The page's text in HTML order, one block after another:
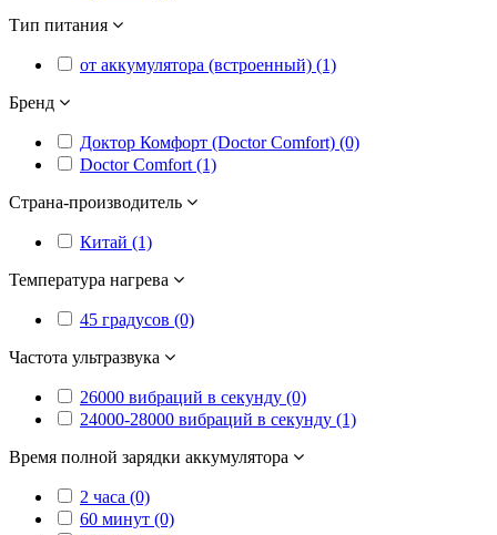
Тип питания
от аккумулятора (встроенный) (1)
Бренд
Доктор Комфорт (Doctor Comfort) (0)
Doctor Comfort (1)
Страна-производитель
Китай (1)
Температура нагрева
45 градусов (0)
Частота ультразвука
26000 вибраций в секунду (0)
24000-28000 вибраций в секунду (1)
Время полной зарядки аккумулятора
2 часа (0)
60 минут (0)